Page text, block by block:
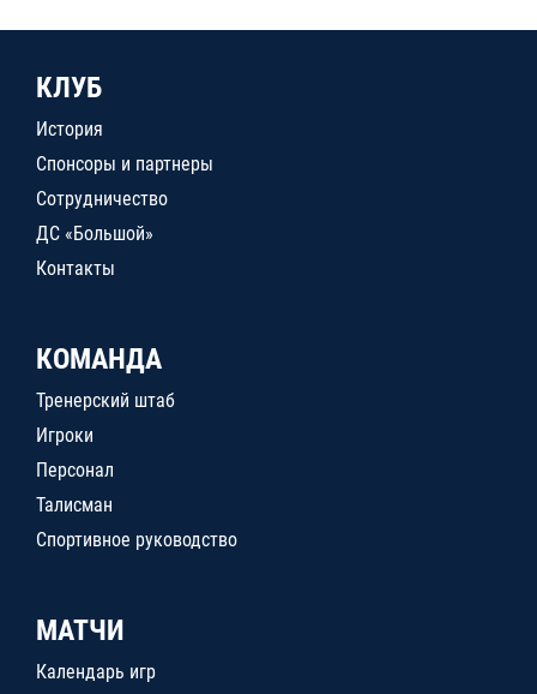
КЛУБ
История
Спонсоры и партнеры
Сотрудничество
ДС «Большой»
Контакты
КОМАНДА
Тренерский штаб
Игроки
Персонал
Талисман
Спортивное руководство
МАТЧИ
Календарь игр